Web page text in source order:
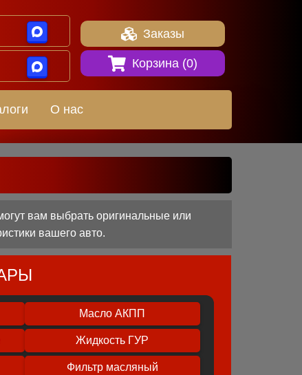
Заказы
Корзина (0)
О нас
вам выбрать оригинальные или
вашего авто.
Масло АКПП
Жидкость ГУР
Фильтр масляный